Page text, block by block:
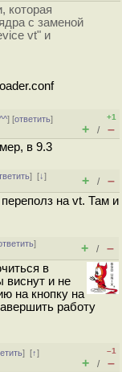
которая
с заменой
vt" и
] [ответить]
+1
+ / –
в 9.3
][↓]
+ / –
на vt. Там и
]
+ / –
в
виснут и не
на кнопку на
работу
][↑]
–1
+ / –